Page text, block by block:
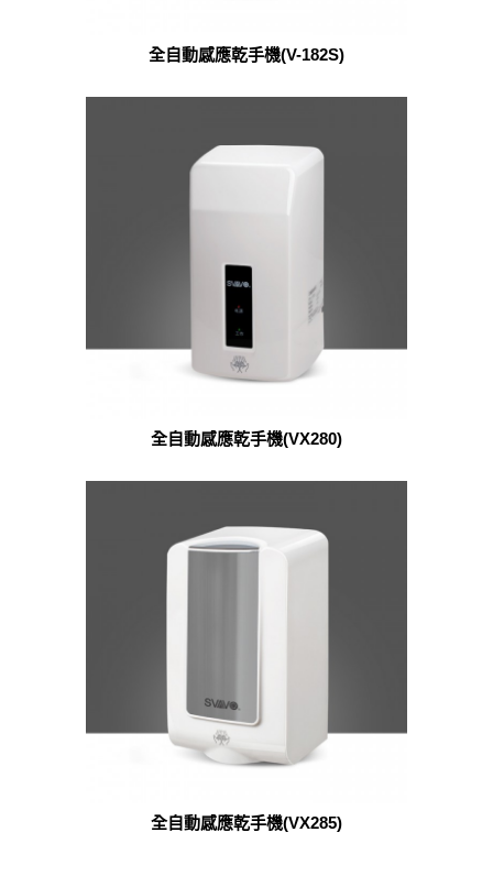
全自動感應乾手機(V-182S)
全自動感應乾手機(VX280)
全自動感應乾手機(VX285)